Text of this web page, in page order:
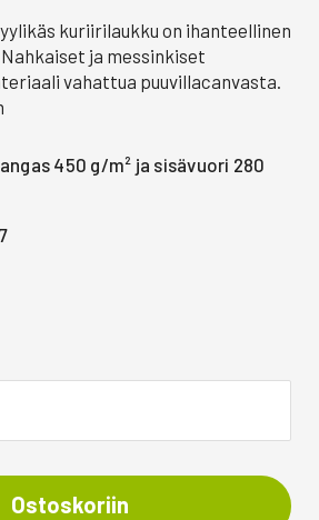
kuriirilaukku on ihanteellinen
ja messinkiset
vahattua puuvillacanvasta.
450 g/m² ja sisävuori 280
Ostoskoriin